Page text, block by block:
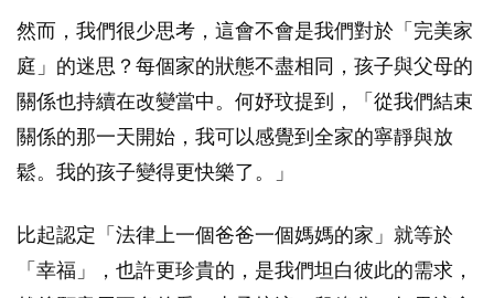
然而，我們很少思考，這會不會是我們對於「完美家
庭」的迷思？每個家的狀態不盡相同，孩子與父母的
關係也持續在改變當中。何妤玟提到，「從我們結束
關係的那一天開始，我可以感覺到全家的寧靜與放
鬆。我的孩子變得更快樂了。」
比起認定「法律上一個爸爸一個媽媽的家」就等於
「幸福」，也許更珍貴的，是我們坦白彼此的需求，